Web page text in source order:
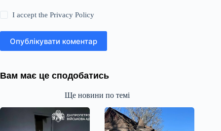
I accept thePrivacy Policy
Опублікувати коментар
Вам має це сподобатись
Ще новини по темі